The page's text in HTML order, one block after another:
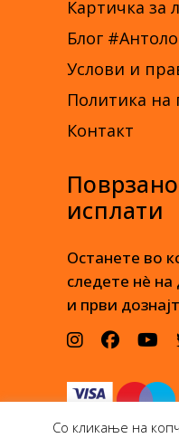
Картичка за
Блог
Услови и
Политика на
Контакт
исплати
Останете во
следете нè
и први
Со кликање на